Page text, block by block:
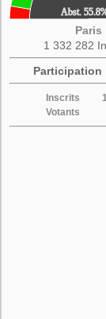
Paris
1 332 282
Participation
Inscrits
Votants